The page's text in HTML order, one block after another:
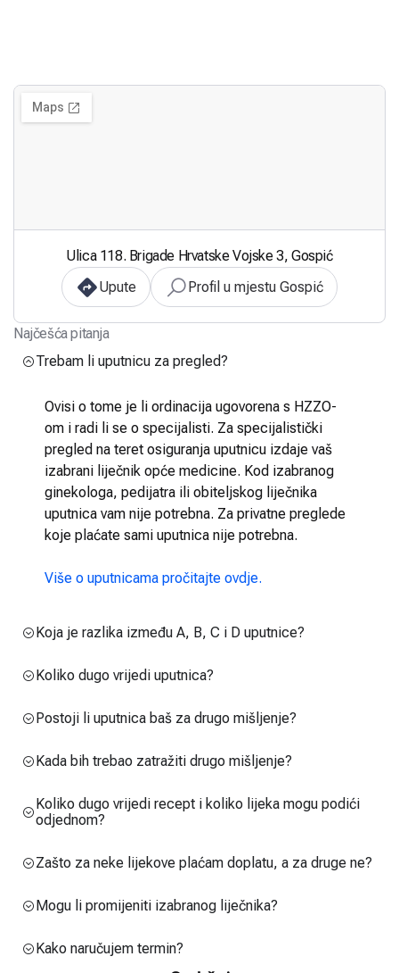
Ulica 118. Brigade Hrvatske Vojske 3, Gospić
Upute
Profil u mjestu Gospić
Najčešća pitanja
Trebam li uputnicu za pregled?
Ovisi o tome je li ordinacija ugovorena s HZZO-
om i radi li se o specijalisti. Za specijalistički
pregled na teret osiguranja uputnicu izdaje vaš
izabrani liječnik opće medicine. Kod izabranog
ginekologa, pedijatra ili obiteljskog liječnika
uputnica vam nije potrebna. Za privatne preglede
koje plaćate sami uputnica nije potrebna.
Više o uputnicama pročitajte ovdje.
Koja je razlika između A, B, C i D uputnice?
Koliko dugo vrijedi uputnica?
Postoji li uputnica baš za drugo mišljenje?
Kada bih trebao zatražiti drugo mišljenje?
Koliko dugo vrijedi recept i koliko lijeka mogu podići
odjednom?
Zašto za neke lijekove plaćam doplatu, a za druge ne?
Mogu li promijeniti izabranog liječnika?
Kako naručujem termin?